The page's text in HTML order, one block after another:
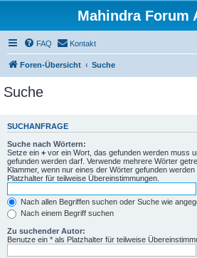
Mahindra Forum
FAQ Kontakt
Foren-Übersicht Suche
Suche
SUCHANFRAGE
Suche nach Wörtern:
Setze ein + vor ein Wort, das gefunden werden muss
gefunden werden darf. Verwende mehrere Wörter
Klammer, wenn nur eines der Wörter gefunden
Platzhalter für teilweise Übereinstimmungen.
Nach allen Begriffen suchen oder Suche wie
Nach einem Begriff suchen
Zu suchender Autor:
Benutze ein * als Platzhalter für teilweise